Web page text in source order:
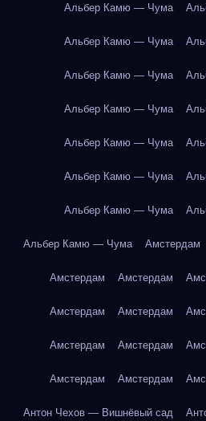
Альбер Камю — Чума
Альбер Камю — Чума
Альбер Камю — Чума
Альбер Камю — Чума
Альбер Камю — Чума
Альбер Камю — Чума
Альбер Камю — Чума
Альбер Камю — Чума Амстердам
Амстердам Амстердам
Амстердам Амстердам
Амстердам Амстердам
Амстердам Амстердам
Антон Чехов — Вишнёвый сад